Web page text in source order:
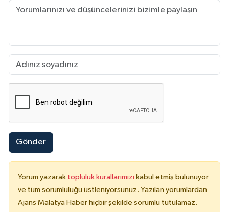
Gönder
Yorum yazarak topluluk kurallarımızı kabul etmiş bulunuyor
ve tüm sorumluluğu üstleniyorsunuz. Yazılan yorumlardan
Ajans Malatya Haber hiçbir şekilde sorumlu tutulamaz.